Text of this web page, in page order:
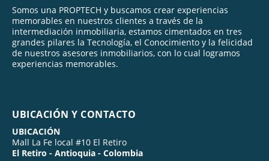
Somos una PROPTECH y buscamos crear experiencias
memorables en nuestros clientes a través de la
intermediación inmobiliaria, estamos cimentados en tres
grandes pilares la Tecnología, el Conocimiento y la felicidad
de nuestros asesores inmobiliarios, con lo cual logramos
experiencias memorables.
UBICACIÓN Y CONTACTO
UBICACIÓN
Mall La Fe local #10 El Retiro
El Retiro - Antioquia - Colombia